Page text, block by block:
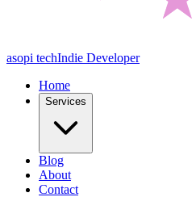
asopi techIndie Developer
Home
Services
Blog
About
Contact